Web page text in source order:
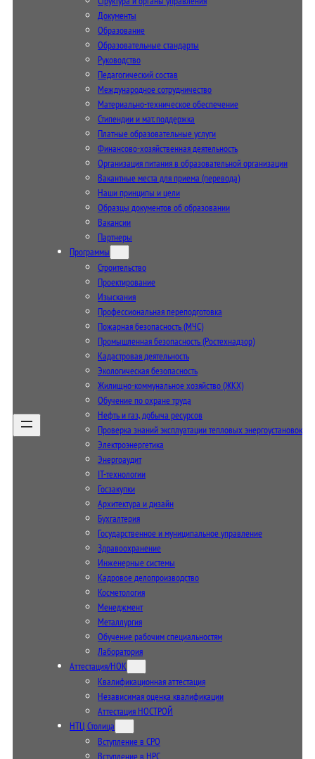
Документы
Образование
Образовательные стандарты
Руководство
Педагогический состав
Международное сотрудничество
Материально-техническое обеспечение
Стипендии и мат. поддержка
Платные образовательные услуги
Финансово-хозяйственная деятельность
Организация питания в образовательной организации
Вакантные места для приема (перевода)
Наши принципы и цели
Образцы документов об образовании
Вакансии
Партнеры
Программы
Строительство
Проектирование
Изыскания
Профессиональная переподготовка
Пожарная безопасность (МЧС)
Промышленная безопасность (Ростехнадзор)
Кадастровая деятельность
Экологическая безопасность
Жилищно-коммунальное хозяйство (ЖКХ)
Обучение по охране труда
Нефть и газ, добыча ресурсов
Проверка знаний эксплуатации тепловых энергоустановок
Электроэнергетика
Энергоаудит
IT-технологии
Госзакупки
Архитектура и дизайн
Бухгалтерия
Государственное и муниципальное управление
Здравоохранение
Инженерные системы
Кадровое делопроизводство
Косметология
Менеджмент
Металлургия
Обучение рабочим специальностям
Лаборатория
Аттестация/НОК
Квалификационная аттестация
Независимая оценка квалификации
Аттестация НОСТРОЙ
НТЦ Столица
Вступление в СРО
Вступление в НРС